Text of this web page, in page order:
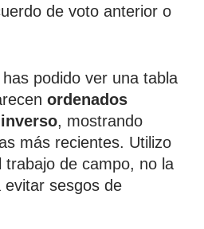
de voto anterior o
podido ver una tabla
ordenados
, mostrando
más recientes. Utilizo
trabajo de campo, no la
evitar sesgos de